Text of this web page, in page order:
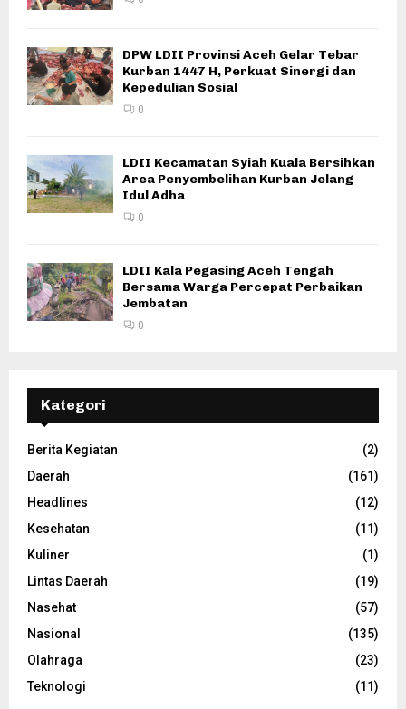
DPW LDII Provinsi Aceh Gelar Tebar
Kurban 1447 H, Perkuat Sinergi dan
Kepedulian Sosial
0
LDII Kecamatan Syiah Kuala Bersihkan
Area Penyembelihan Kurban Jelang
Idul Adha
0
LDII Kala Pegasing Aceh Tengah
Bersama Warga Percepat Perbaikan
Jembatan
0
Kategori
Berita Kegiatan
(2)
Daerah
(161)
Headlines
(12)
Kesehatan
(11)
Kuliner
(1)
Lintas Daerah
(19)
Nasehat
(57)
Nasional
(135)
Olahraga
(23)
Teknologi
(11)